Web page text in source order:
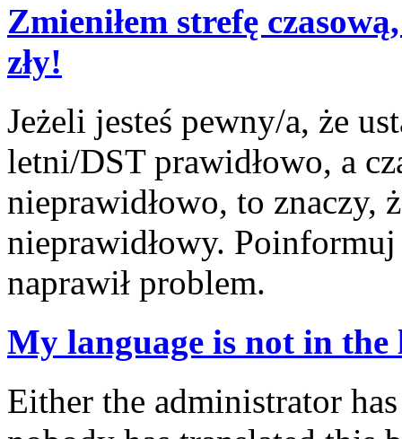
Zmieniłem strefę
zły!
Jeżeli jesteś pewny/a, że
letni/DST prawidłowo, a
nieprawidłowo, to znaczy,
nieprawidłowy.
naprawił problem.
My language is not in the
Either the administrator